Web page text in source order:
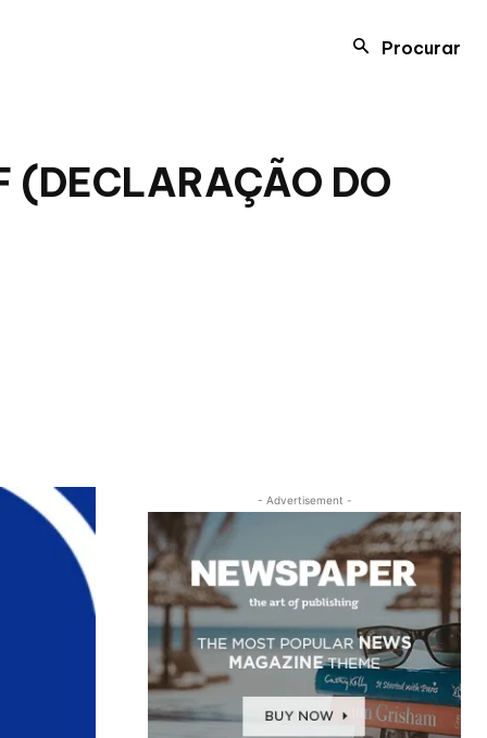
Procurar
(DECLARAÇÃO DO
- Advertisement -